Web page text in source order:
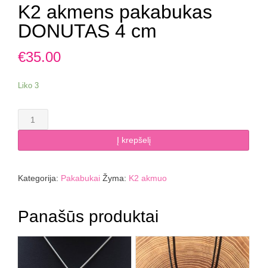
K2 akmens pakabukas
DONUTAS 4 cm
€35.00
Liko 3
produkto
kiekis:
akmens
DONUTAS
Į krepšelį
Kategorija: Pakabukai Žyma: K2 akmuo
Panašūs produktai